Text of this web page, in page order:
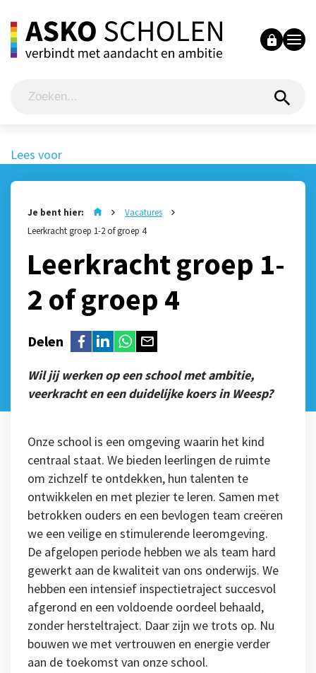
Lees voor
Je bent hier:
Vacatures
Leerkracht groep 1-2 of groep 4
Leerkracht groep 1-
2 of groep 4
Delen
Wil jij werken op een school met ambitie,
veerkracht en een duidelijke koers in Weesp?
Onze school is een omgeving waarin het kind
centraal staat. We bieden leerlingen de ruimte
om zichzelf te ontdekken, hun talenten te
ontwikkelen en met plezier te leren. Samen met
betrokken ouders en een bevlogen team creëren
we een veilige en stimulerende leeromgeving.
De afgelopen periode hebben we als team hard
gewerkt aan de kwaliteit van ons onderwijs. We
hebben een intensief inspectietraject succesvol
afgerond en een voldoende oordeel behaald,
zonder hersteltraject. Daar zijn we trots op. Nu
bouwen we met vertrouwen en energie verder
aan de toekomst van onze school.